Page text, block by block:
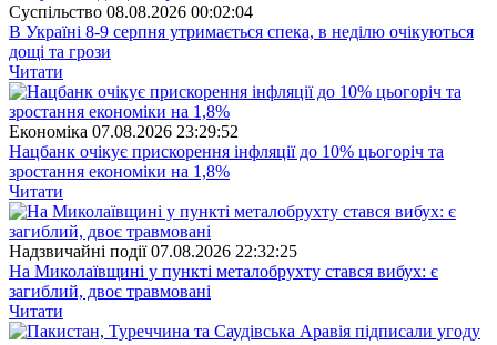
Суспiльство 08.08.2026 00:02:04
В Україні 8-9 серпня утримається спека, в неділю очікуються
дощі та грози
Читати
Економіка 07.08.2026 23:29:52
Нацбанк очікує прискорення інфляції до 10% цьогоріч та
зростання економіки на 1,8%
Читати
Надзвичайні події 07.08.2026 22:32:25
На Миколаївщині у пункті металобрухту стався вибух: є
загиблий, двоє травмовані
Читати